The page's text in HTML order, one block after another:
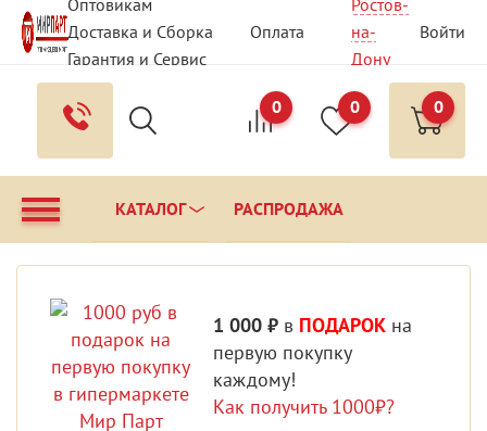
Оптовикам
Доставка и Сборка
Оплата
Гарантия и Сервис
Вопрос - Ответ
Контакты
Ростов-
на-
Дону
Войти
0 0 0
КАТАЛОГ РАСПРОДАЖА
1 000 ₽ в ПОДАРОК на
первую покупку
каждому!
Как получить 1000₽?